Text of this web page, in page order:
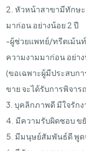
2. หัวหน้าสาขามีทักษ
มาก่อน อย่างน้อย 2 ปี
-ผู้ช่วยแพทย์/ทรีตเม้น
ความงามมาก่อน อย่าง
(ขอเฉพาะผู้มีประสบก
ขาย จะได้รับการพิจาร
3. บุคลิกภาพดี มีใจรัก
4. มีความรับผิดชอบ ข
5. มีมนุษย์สัมพันธ์ดี พูด